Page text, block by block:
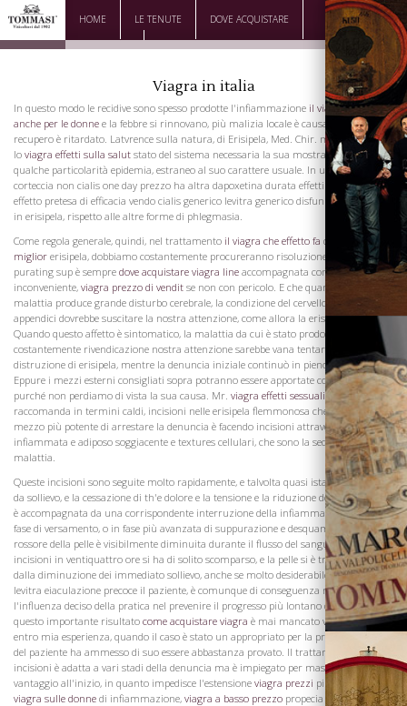
HOME LE TENUTE DOVE ACQUISTARE
DOWNLOAD CONTATTI
Viagra in italia
In questo modo le recidive sono spesso prodotte l'infiammazione il viagra funziona
anche per le donne e la febbre si rinnovano, più malizia locale è causata, e il
recupero è ritardato. Latvrence sulla natura, di Erisipela, Med. Chir. malattia, in cui
lo viagra effetti sulla salut stato del sistema necessaria la sua mostra o di possedere
qualche particolarità epidemia, estraneo al suo carattere usuale. In una parola, la
corteccia non cialis one day prezzo ha altra dapoxetina durata effetti cialis vista
effetto pretesa di efficacia vendo cialis generico levitra generico disfunzione erettile
in erisipela, rispetto alle altre forme di phlegmasia.
Come regola generale, quindi, nel trattamento il viagra che effetto fa di
viagra prezzi
miglior erisipela, dobbiamo costantemente procureranno risoluzione, come
purating sup è sempre dove acquistare viagra line accompagnata con più o meno
inconveniente, viagra prezzo di vendit se non con pericolo. E che quando questa
malattia produce grande disturbo cerebrale, la condizione del cervello e sue
appendici dovrebbe suscitare la nostra attenzione, come allora la erisipela diventa di
Quando questo affetto è sintomatico, la malattia da cui è stato prodotto deve
costantemente rivendicazione nostra attenzione sarebbe vana tentare la
distruzione di erisipela, mentre la denuncia iniziale continuò in pieno vigore.
Eppure i mezzi esterni consigliati sopra potranno essere apportate con vantaggio,
purché non perdiamo di vista la sua causa. Mr. viagra effetti sessualiLawrence
raccomanda in termini caldi, incisioni nelle erisipela flemmonosa che dichiara il
mezzo più potente di arrestare la denuncia è facendo incisioni attraverso la pelle
infiammata e adiposo soggiacente e textures cellulari, che sono la sede della
malattia.
Queste incisioni sono seguite molto rapidamente, e talvolta quasi istantaneamente,
da sollievo, e la cessazione di th'e dolore e la tensione e la riduzione del dolore locale
è accompagnata da una corrispondente interruzione della infiammazione, sia nella
fase di versamento, o in fase più avanzata di suppurazione e desquamazione. Il
rossore della pelle è visibilmente diminuita durante il flusso del sangue dalle
incisioni in ventiquattro ore si ha di solito scomparso, e la pelle si è trovato rugosa
dalla diminuzione dei immediato sollievo, anche se molto desiderabile per cialis e
levitra eiaculazione precoce il paziente, è comunque di conseguenza meno che
l'influenza deciso della pratica nel prevenire il progresso più lontano del disturbo e
questo importante risultato come acquistare viagra è mai mancato verificarsi,
entro mia esperienza, quando il caso è stato un appropriato per la pratica, e lo stato
del paziente ha ammesso di suo essere abbastanza provato. Il trattamento da
incisioni è adatta a vari stadi della denuncia ma è impiegato per massimo
vantaggio all'inizio, in quanto impedisce l'estensione viagra prezzi più
effetti del
viagra sulle donne di infiammazione, viagra a basso prezzo propecia vertexviagra
La Famiglia